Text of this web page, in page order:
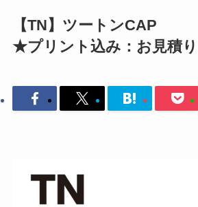
【TN】ツートンCAP
★プリント込み：お見積り